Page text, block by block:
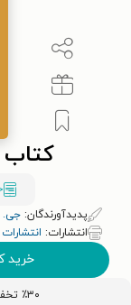
پدیدآورندگان: جی.
انتشارات:
خرید
٪۳۰ تخفیف اولین خرید کتاب با کد